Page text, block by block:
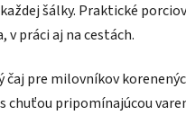
šálky. Praktické
v práci aj na cestách.
čaj pre milovníkov
chuťou pripomínajúcou